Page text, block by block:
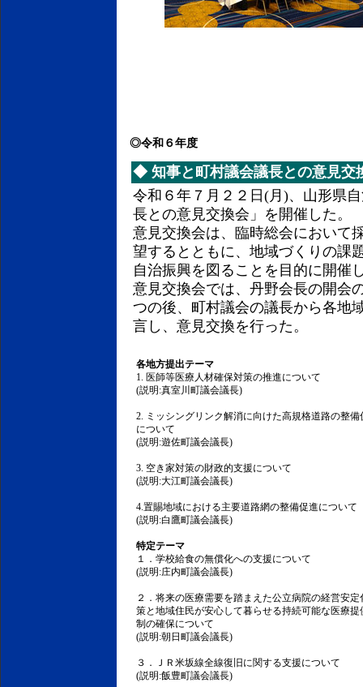
◎令和６年度
◆ 知事と町村議会議長との意見交
令和６年７月２２日(月)、山形県
長との意見交換会」を開催した。
意見交換会は、臨時総会において
望するとともに、地域づくりの課
自治振興を図ることを目的に開催
意見交換会では、丹野会長の開会
つの後、町村議会の議長から各地
言し、意見交換を行った。
各地方提出テーマ
1. 医師等医療人材確保対策の推進について
(説明:真室川町議会議長)
2. ミッシングリンク解消に向けた高規格道路の整備
について
(説明:遊佐町議会議長)
3. 空き家対策の財政的支援について
(説明:大江町議会議長)
4.置賜地域における主要道路網の整備促進について
(説明:白鷹町議会議長)
特定テーマ
１．学校給食の無償化への支援について
(説明:庄内町議会議長)
２．将来の医療需要を踏まえた公立病院の経営安定
策と地域住民が安心して暮らせる持続可能な医療提
制の確保について
(説明:朝日町議会議長)
３．ＪＲ米坂線全線復旧に関する支援について
(説明:飯豊町議会議長)